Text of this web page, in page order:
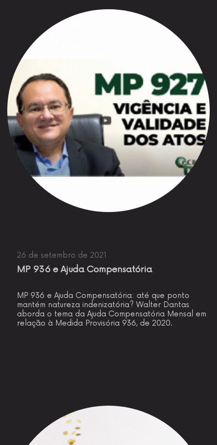
26 de setembro de 2021
MP 936 e Ajuda Compensatória
MP 936 e Ajuda Compensatória: até que ponto
mantém natureza indenizatória? Walter Dantas
aborda o tema da Ajuda Compensatória Mensal em
relação à Medida Provisória 936, de 2020.